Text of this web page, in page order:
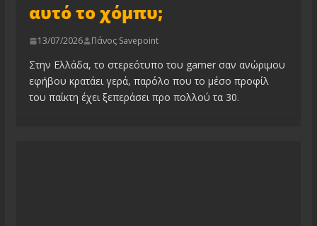
αυτό το χόμπυ;
13/07/2026 Πάνος Savepoint
Στην Ελλάδα, το στερεότυπο του gamer σαν ανώριμου
εφήβου κρατάει γερά, παρόλο που το μέσο προφίλ
του παίκτη έχει ξεπεράσει προ πολλού τα 30.